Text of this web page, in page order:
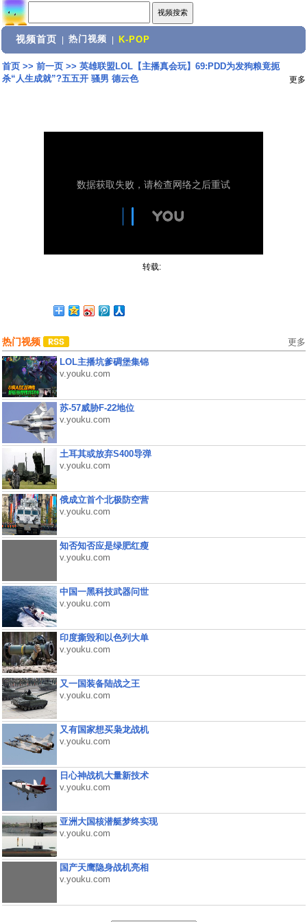
视频首页 热门视频 K-POP
首页>> 前一页>> 英雄联盟LOL【主播真会玩】69:PDD为发狗粮竟扼
杀“人生成就”?五五开 骚男 德云色
更多
转载:
热门视频 更多
LOL主播坑爹碉堡集锦
v.youku.com
苏-57威胁F-22地位
v.youku.com
土耳其或放弃S400导弹
v.youku.com
俄成立首个北极防空营
v.youku.com
知否知否应是绿肥红瘦
v.youku.com
中国一黑科技武器问世
v.youku.com
印度撕毁和以色列大单
v.youku.com
又一国装备陆战之王
v.youku.com
又有国家想买枭龙战机
v.youku.com
日心神战机大量新技术
v.youku.com
亚洲大国核潜艇梦终实现
v.youku.com
国产天鹰隐身战机亮相
v.youku.com